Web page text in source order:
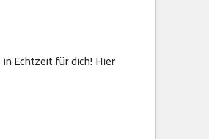
in Echtzeit für dich! Hier